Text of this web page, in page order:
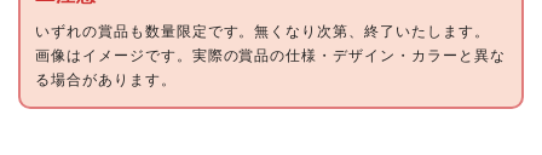
いずれの賞品も数量限定です。無くなり次第、終了いたします。
画像はイメージです。実際の賞品の仕様・デザイン・カラーと異な
る場合があります。